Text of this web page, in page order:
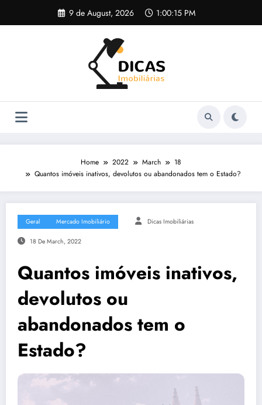
content
9 de August, 2026 1:00:16 PM
Home 2022 March
18
Quantos imóveis inativos, devolutos ou abandonados tem o Estado?
Geral Mercado Imobiliário Dicas Imobiliárias
18 De March, 2022
Quantos imóveis inativos,
devolutos ou
abandonados tem o
Estado?